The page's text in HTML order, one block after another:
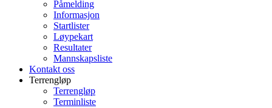
Påmelding
Informasjon
Startlister
Løypekart
Resultater
Mannskapsliste
Kontakt oss
Terrengløp
Terrengløp
Terminliste